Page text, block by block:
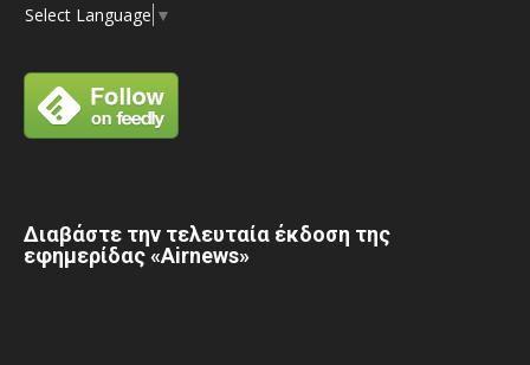
Select Language ▼
Διαβάστε την τελευταία έκδοση της
εφημερίδας «Airnews»